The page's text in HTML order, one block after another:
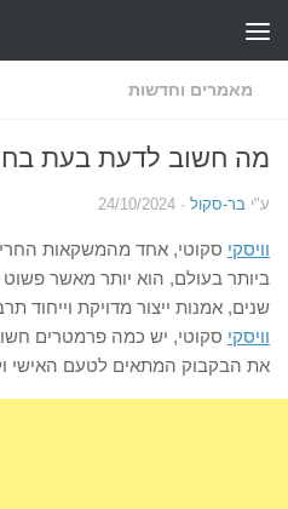
מאמרים וחדשות
מה חשוב לדעת בעת
ע"י בר-סקול ·
24/10/2024
וויסקי סקוטי, אחד מהמשקאות
ביותר בעולם, הוא יותר מאשר
שנים, אמנות ייצור מדויקת וייחוד
וויסקי סקוטי, יש כמה פרמטרים
את הבקבוק המתאים לטעם האישי